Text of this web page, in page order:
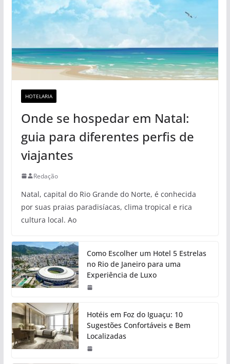
HOTELARIA
Onde se hospedar em Natal:
guia para diferentes perfis de
viajantes
Redação
Natal, capital do Rio Grande do Norte, é conhecida
por suas praias paradisíacas, clima tropical e rica
cultura local. Ao
Como Escolher um Hotel 5 Estrelas
no Rio de Janeiro para uma
Experiência de Luxo
Hotéis em Foz do Iguaçu: 10
Sugestões Confortáveis e Bem
Localizadas